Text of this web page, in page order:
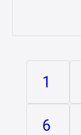
1
6